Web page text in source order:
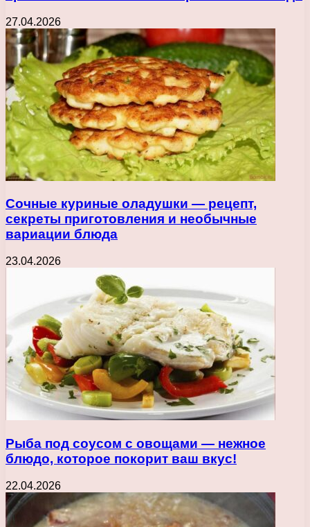
27.04.2026
Сочные куриные оладушки — рецепт,
секреты приготовления и необычные
вариации блюда
23.04.2026
Рыба под соусом с овощами — нежное
блюдо, которое покорит ваш вкус!
22.04.2026